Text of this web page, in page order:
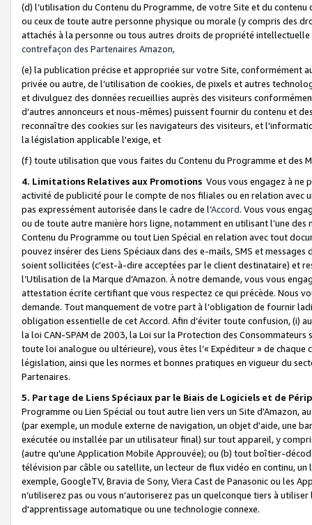
(d) l’utilisation du Contenu du Programme, de votre Site et du
ou ceux de toute autre personne physique ou morale (y compris des
attachés à la personne ou tous autres droits de propriété
contrefaçon des Partenaires Amazon,
(e) la publication précise et appropriée sur votre Site, conformément
privée ou autre, de l’utilisation de cookies, de pixels et autres
et divulguez des données recueillies auprès des visiteurs
d’autres annonceurs et nous-mêmes) puissent fournir du contenu et
reconnaître des cookies sur les navigateurs des visiteurs, et
la législation applicable l'exige, et
(f) toute utilisation que vous faites du Contenu du Programme et des
4. Limitations Relatives aux Promotions Vous vous engagez à ne
activité de publicité pour le compte de nos filiales ou en relation avec
pas expressément autorisée dans le cadre de l’Accord. Vous vous
ou de toute autre manière hors ligne, notamment en utilisant l’une
Contenu du Programme ou tout Lien Spécial en relation avec tout
pouvez insérer des Liens Spéciaux dans des e-mails, SMS et
soient sollicitées (c’est-à-dire acceptées par le client destinataire) et
l’Utilisation de la Marque d’Amazon. À notre demande, vous vous
attestation écrite certifiant que vous respectez ce qui précède. Nous
demande. Tout manquement de votre part à l’obligation de fournir
obligation essentielle de cet Accord. Afin d’éviter toute confusion, (i)
la loi CAN-SPAM de 2003, la Loi sur la Protection des
toute loi analogue ou ultérieure), vous êtes l’« Expéditeur » de
législation, ainsi que les normes et bonnes pratiques en vigueur du
Partenaires.
5. Partage de Liens Spéciaux par le Biais de Logiciels et de
Programme ou Lien Spécial ou tout autre lien vers un Site d'Amazon,
(par exemple, un module externe de navigation, un objet d'aide, une
exécutée ou installée par un utilisateur final) sur tout appareil, y
(autre qu'une Application Mobile Approuvée); ou (b) tout boîtier-
télévision par câble ou satellite, un lecteur de flux vidéo en continu,
exemple, GoogleTV, Bravia de Sony, Viera Cast de Panasonic ou les
n’utiliserez pas ou vous n’autoriserez pas un quelconque tiers à
d'apprentissage automatique ou une technologie connexe.